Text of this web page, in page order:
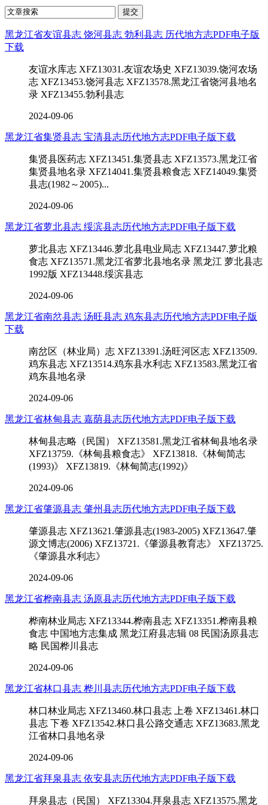
黑龙江省友谊县志 饶河县志 勃利县志 历代地方志PDF电子版
下载
友谊水库志 XFZ13031.友谊农场史 XFZ13039.饶河农场
志 XFZ13453.饶河县志 XFZ13578.黑龙江省饶河县地名
录 XFZ13455.勃利县志
2024-09-06
黑龙江省集贤县志 宝清县志历代地方志PDF电子版下载
集贤县医药志 XFZ13451.集贤县志 XFZ13573.黑龙江省
集贤县地名录 XFZ14041.集贤县粮食志 XFZ14049.集贤
县志(1982～2005)...
2024-09-06
黑龙江省萝北县志 绥滨县志历代地方志PDF电子版下载
萝北县志 XFZ13446.萝北县电业局志 XFZ13447.萝北粮
食志 XFZ13571.黑龙江省萝北县地名录 黑龙江 萝北县志
1992版 XFZ13448.绥滨县志
2024-09-06
黑龙江省南岔县志 汤旺县志 鸡东县志历代地方志PDF电子版
下载
南岔区（林业局）志 XFZ13391.汤旺河区志 XFZ13509.
鸡东县志 XFZ13514.鸡东县水利志 XFZ13583.黑龙江省
鸡东县地名录
2024-09-06
黑龙江省林甸县志 嘉荫县志历代地方志PDF电子版下载
林甸县志略（民国） XFZ13581.黑龙江省林甸县地名录
XFZ13759.《林甸县粮食志》 XFZ13818.《林甸简志
(1993)》 XFZ13819.《林甸简志(1992)》
2024-09-06
黑龙江省肇源县志 肇州县志历代地方志PDF电子版下载
肇源县志 XFZ13621.肇源县志(1983-2005) XFZ13647.肇
源文博志(2006) XFZ13721.《肇源县教育志》 XFZ13725.
《肇源县水利志》
2024-09-06
黑龙江省桦南县志 汤原县志历代地方志PDF电子版下载
桦南林业局志 XFZ13344.桦南县志 XFZ13351.桦南县粮
食志 中国地方志集成 黑龙江府县志辑 08 民国汤原县志
略 民国桦川县志
2024-09-06
黑龙江省林口县志 桦川县志历代地方志PDF电子版下载
林口林业局志 XFZ13460.林口县志 上卷 XFZ13461.林口
县志 下卷 XFZ13542.林口县公路交通志 XFZ13683.黑龙
江省林口县地名录
2024-09-06
黑龙江省拜泉县志 依安县志历代地方志PDF电子版下载
拜泉县志（民国） XFZ13304.拜泉县志 XFZ13575.黑龙